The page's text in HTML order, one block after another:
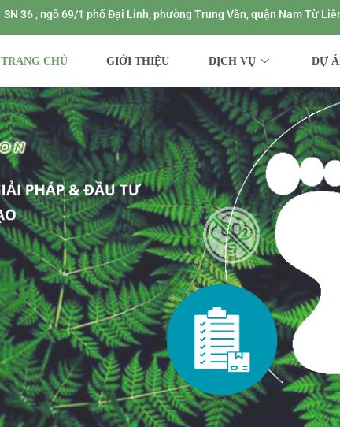
SN 36 , ngõ 69/1 phố Đại Linh, phường Trung Văn, quận Nam Từ
TRANG CHỦ GIỚI THIỆU DỊCH VỤ DỰ